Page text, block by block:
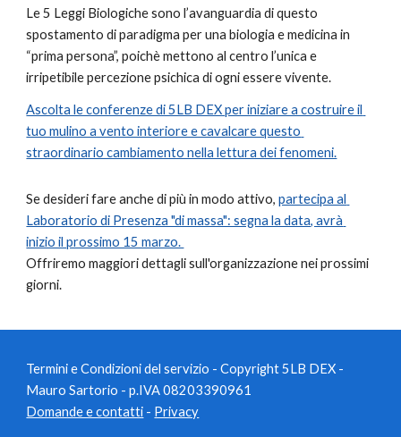
Le 5 Leggi Biologiche sono l’avanguardia di questo
spostamento di paradigma per una biologia e medicina in
“prima persona”, poichè mettono al centro l’unica e
irripetibile percezione psichica di ogni essere vivente.
Ascolta le conferenze di 5LB DEX per iniziare a costruire il
tuo mulino a vento interiore e cavalcare questo
straordinario cambiamento nella lettura dei fenomeni.
Se desideri fare anche di più in modo attivo, partecipa al
Laboratorio di Presenza "di massa": segna la data, avrà
inizio il prossimo 15 marzo.
Offriremo maggiori dettagli sull'organizzazione nei prossimi
giorni.
Termini e Condizioni del servizio - Copyright 5LB DEX -
Mauro Sartorio - p.IVA 08203390961
Domande e contatti - Privacy